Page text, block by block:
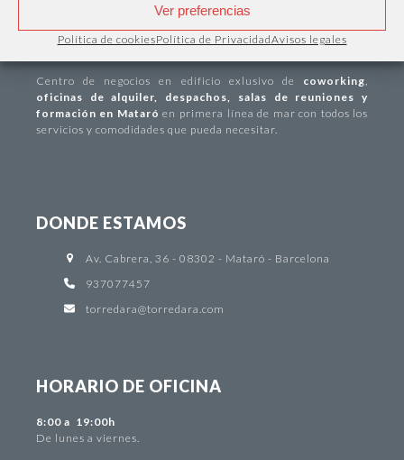
Ver preferencias
Política de cookiesPolítica de PrivacidadAvisos legales
INFORMACIÓN
Centro de negocios en edificio exlusivo de coworking
oficinas de alquiler
despachos
salas de reuniones y
formación en Mataróen primera línea de mar con todos los
servicios y comodidades que pueda necesitar.
DONDE ESTAMOS
Av. Cabrera, 36 - 08302 - Mataró - Barcelona
937077457
torredara@torredara.com
HORARIO DE OFICINA
8:00 a 19:00h
De lunes a viernes.